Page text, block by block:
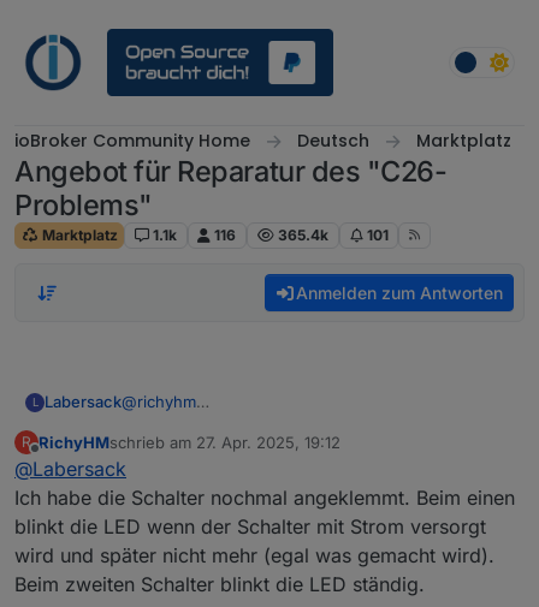
ioBroker Community Home Deutsch Marktplatz
Angebot für Reparatur des "C26-
Problems"
Marktplatz 1.1k 116 365.4k 101
Anmelden zum Antworten
L Labersack@richyhm
Interssant wäre zu wissen, ob beim Schaltversuch
die LED am Schalter anfängt zu blinken...
R
Offline
RichyHMschrieb am 27. Apr. 2025, 19:12
zuletzt editiert von
@Labersack
Ich habe die Schalter nochmal angeklemmt. Beim einen
blinkt die LED wenn der Schalter mit Strom versorgt
wird und später nicht mehr (egal was gemacht wird).
Beim zweiten Schalter blinkt die LED ständig.